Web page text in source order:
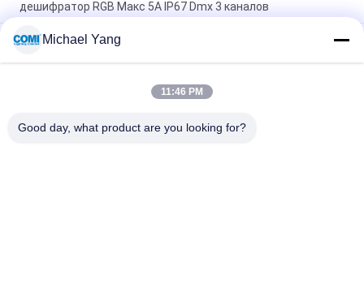
дешифратор RGB Макс 5A IP67 Dmx 3 каналов
Затемнитель СИД RGBW 4CH водоустойчивый RF для на
зонами действует
12 - 36VDC 4 направляет регулятор СИД, RF RGBW привело
Michael Yang
11:46 PM
Good day, what product are you looking for?